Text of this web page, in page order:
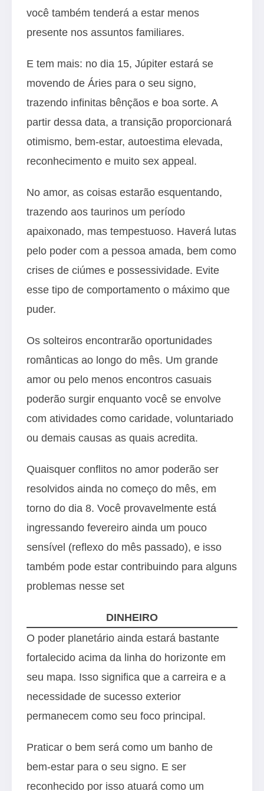
você também tenderá a estar menos
presente nos assuntos familiares.
E tem mais: no dia 15, Júpiter estará se
movendo de Áries para o seu signo,
trazendo infinitas bênçãos e boa sorte. A
partir dessa data, a transição proporcionará
otimismo, bem-estar, autoestima elevada,
reconhecimento e muito sex appeal.
No amor, as coisas estarão esquentando,
trazendo aos taurinos um período
apaixonado, mas tempestuoso. Haverá lutas
pelo poder com a pessoa amada, bem como
crises de ciúmes e possessividade. Evite
esse tipo de comportamento o máximo que
puder.
Os solteiros encontrarão oportunidades
românticas ao longo do mês. Um grande
amor ou pelo menos encontros casuais
poderão surgir enquanto você se envolve
com atividades como caridade, voluntariado
ou demais causas as quais acredita.
Quaisquer conflitos no amor poderão ser
resolvidos ainda no começo do mês, em
torno do dia 8. Você provavelmente está
ingressando fevereiro ainda um pouco
sensível (reflexo do mês passado), e isso
também pode estar contribuindo para alguns
problemas nesse set
DINHEIRO
O poder planetário ainda estará bastante
fortalecido acima da linha do horizonte em
seu mapa. Isso significa que a carreira e a
necessidade de sucesso exterior
permanecem como seu foco principal.
Praticar o bem será como um banho de
bem-estar para o seu signo. E ser
reconhecido por isso atuará como um